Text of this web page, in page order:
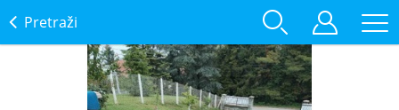
Pretraži